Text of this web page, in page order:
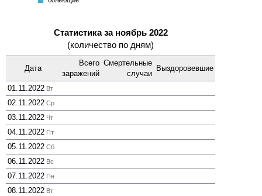
Статистика за ноябрь 2022
(количество по дням)
Дата
Всего
зара­жений
Смер­тельные
случаи
Выздоро­вевшие
01.11.2022 Вт
02.11.2022 Ср
03.11.2022 Чт
04.11.2022 Пт
05.11.2022 Сб
06.11.2022 Вс
07.11.2022 Пн
08.11.2022 Вт